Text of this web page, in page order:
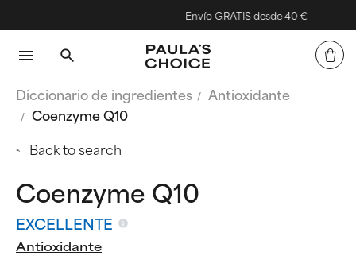
Envío GRATIS desde 40 €
Diccionario de ingredientes
Antioxidante
Coenzyme Q10
Back to search
Coenzyme Q10
EXCELLENTE
Antioxidante